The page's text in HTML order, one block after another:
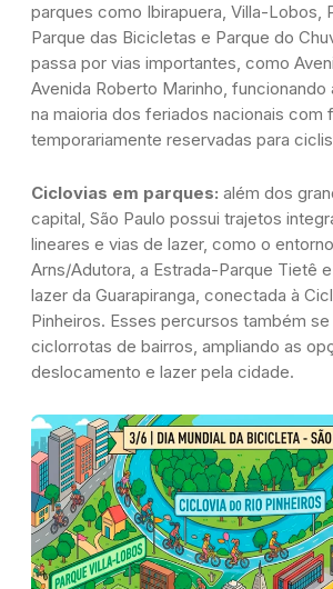
parques como Ibirapuera, Villa-Lobos,
Parque das Bicicletas e Parque do
passa por vias importantes, como
Avenida Roberto Marinho, funcionando
na maioria dos feriados nacionais com
temporariamente reservadas para
Ciclovias em parques: além dos
capital, São Paulo possui trajetos
lineares e vias de lazer, como o
Arns/Adutora, a Estrada-Parque Tietê
lazer da Guarapiranga, conectada à
Pinheiros. Esses percursos também se
ciclorrotas de bairros, ampliando as
deslocamento e lazer pela cidade.